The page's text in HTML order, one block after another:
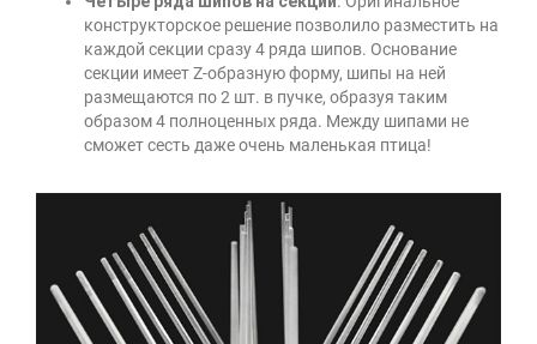
конструкторское решение позволило разместить на
каждой секции сразу 4 ряда шипов. Основание
секции имеет Z-образную форму, шипы на ней
размещаются по 2 шт. в пучке, образуя таким
образом 4 полноценных ряда. Между шипами не
сможет сесть даже очень маленькая птица!